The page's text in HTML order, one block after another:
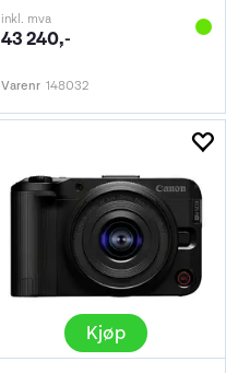
inkl. mva
43 240,-
Varenr 148032
Kjøp